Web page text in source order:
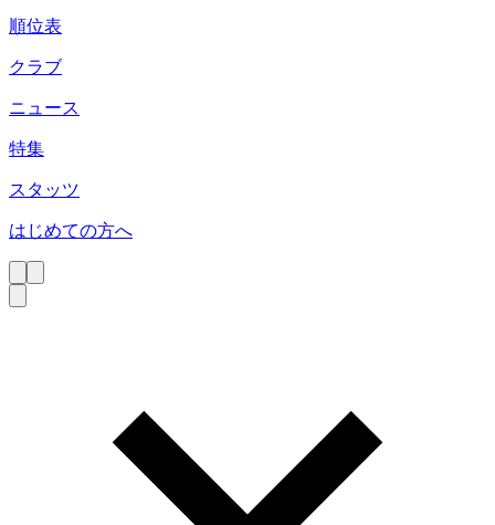
順位表
クラブ
ニュース
特集
スタッツ
はじめての方へ